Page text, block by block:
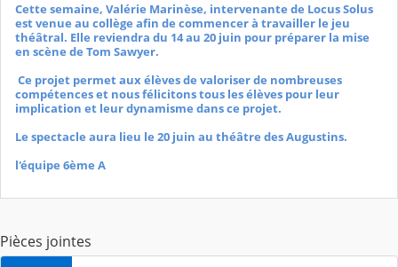
Cette semaine, Valérie Marinèse, intervenante de Locus Solus
est venue au collège afin de commencer à travailler le jeu
théâtral. Elle reviendra du 14 au 20 juin pour préparer la mise
en scène de Tom Sawyer.
Ce projet permet aux élèves de valoriser de nombreuses
compétences et nous félicitons tous les élèves pour leur
implication et leur dynamisme dans ce projet.
Le spectacle aura lieu le 20 juin au théâtre des Augustins.
l'équipe 6ème A
Pièces jointes